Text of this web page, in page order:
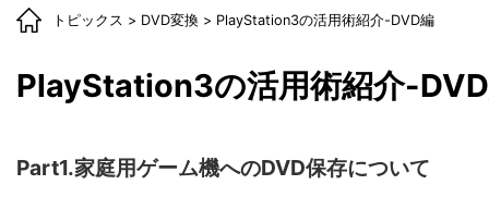
トピックス > DVD変換 > PlayStation3の活用術紹介-DVD編
PlayStation3の活用術紹介-
Part1.家庭用ゲーム機へのDVD保存について